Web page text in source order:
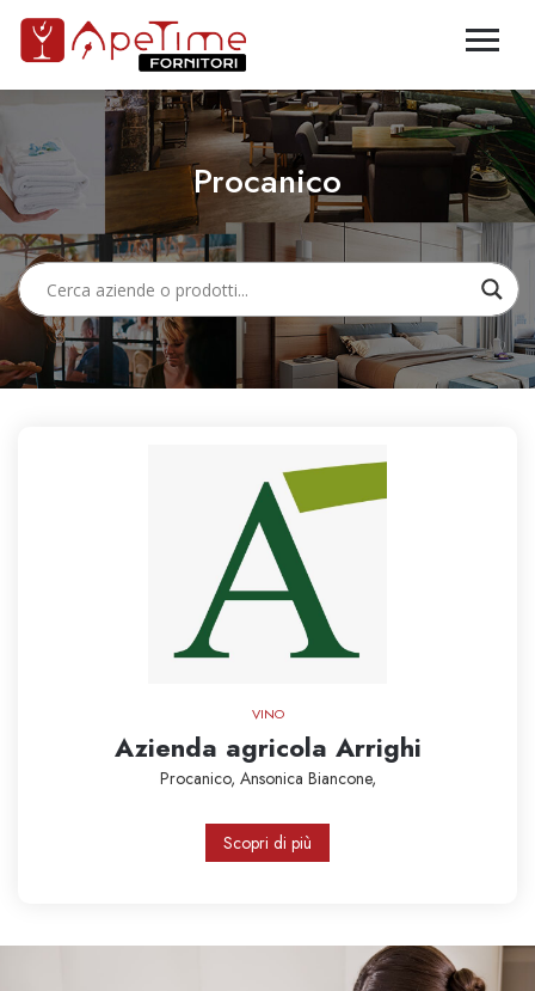
Procanico
VINO
Azienda agricola Arrighi
Procanico, Ansonica Biancone,
Scopri di più